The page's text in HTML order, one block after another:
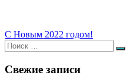
Навигация
по
записям
С Новым 2022 годом!
Искать:
Свежие записи